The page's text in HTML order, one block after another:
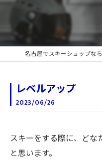
レベルアップ
2023/06/26
スキーをする際に、どな
と思います。